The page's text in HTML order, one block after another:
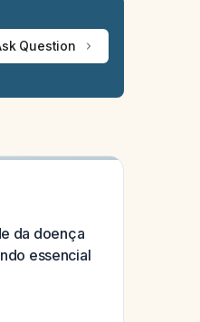
Question
da doença
essencial